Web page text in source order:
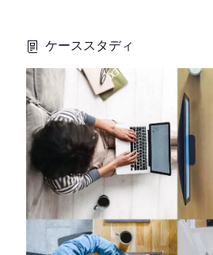
ケーススタディ